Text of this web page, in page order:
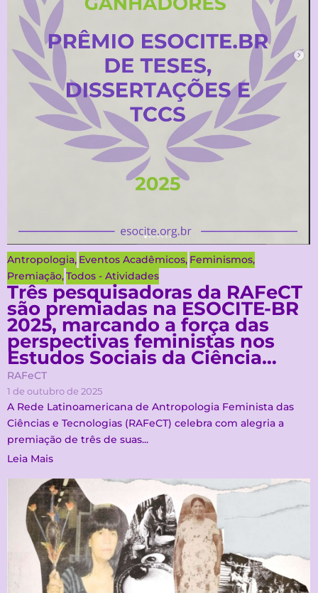
Antropologia, Eventos Acadêmicos, Feminismos,
Premiação,Todos - Atividades
Três pesquisadoras da RAFeCT
são premiadas na ESOCITE-BR
2025, marcando a força das
perspectivas feministas nos
Estudos Sociais da Ciência…
RAFeCT
1 de outubro de 2025
A Rede Latinoamericana de Antropologia Feminista das
Ciências e Tecnologias (RAFeCT) celebra com alegria a
premiação de três de suas...
Leia Mais